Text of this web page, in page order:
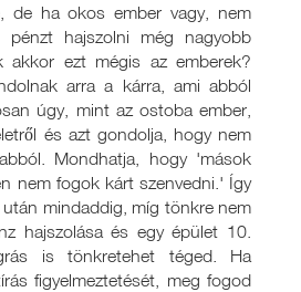
de ha okos ember vagy, nem
hajszolni még nagyobb
akkor ezt mégis az emberek?
arra a kárra, ami abból
úgy, mint az ostoba ember,
és azt gondolja, hogy nem
Mondhatja, hogy 'mások
nem fogok kárt szenvedni.' Így
mindaddig, míg tönkre nem
hajszolása és egy épület 10.
is tönkretehet téged. Ha
figyelmeztetését, meg fogod